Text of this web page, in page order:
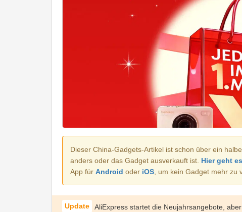
Dieser China-Gadgets-Artikel ist schon über ein
anders oder das Gadget ausverkauft ist. Hier geht
App für Android oder iOS , um kein Gadget mehr zu
AliExpress startet die Neujahrsangebote,